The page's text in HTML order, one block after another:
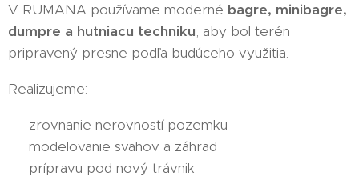
V RUMANA používame moderné bagre, minibagre,
dumpre a hutniacu techniku, aby bol terén
pripravený presne podľa budúceho využitia.
Realizujeme:
✅ zrovnanie nerovností pozemku
✅ modelovanie svahov a záhrad
✅ prípravu pod nový trávnik